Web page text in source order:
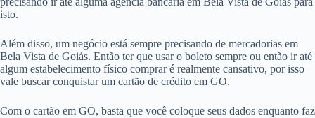
isto.
Além disso, um negócio está sempre precisando de mercadorias em
Bela Vista de Goiás. Então ter que usar o boleto sempre ou então ir até
algum estabelecimento físico comprar é realmente cansativo, por isso
vale buscar conquistar um cartão de crédito em GO.
Com o cartão em GO, basta que você coloque seus dados enquanto faz